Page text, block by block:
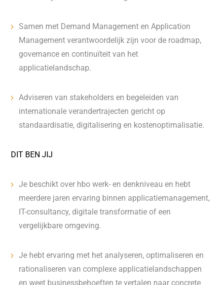
Samen met Demand Management en Application
Management verantwoordelijk zijn voor de roadmap,
governance en continuïteit van het
applicatielandschap.
Adviseren van stakeholders en begeleiden van
internationale verandertrajecten gericht op
standaardisatie, digitalisering en kostenoptimalisatie.
DIT BEN JIJ
Je beschikt over hbo werk- en denkniveau en hebt
meerdere jaren ervaring binnen applicatiemanagement,
IT-consultancy, digitale transformatie of een
vergelijkbare omgeving.
Je hebt ervaring met het analyseren, optimaliseren en
rationaliseren van complexe applicatielandschappen
en weet businessbehoeften te vertalen naar concrete